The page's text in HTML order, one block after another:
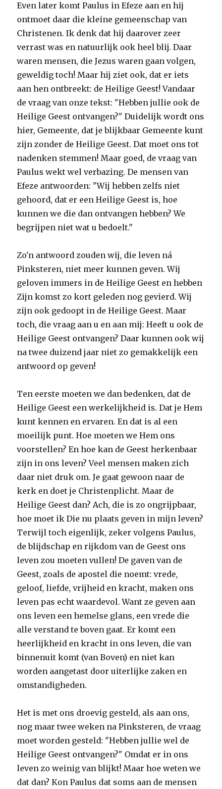
Even later komt Paulus in Efeze aan en hij
ontmoet daar die kleine gemeenschap van
Christenen. Ik denk dat hij daarover zeer
verrast was en natuurlijk ook heel blij. Daar
waren mensen, die Jezus waren gaan volgen,
geweldig toch! Maar hij ziet ook, dat er iets
aan hen ontbreekt: de Heilige Geest! Vandaar
de vraag van onze tekst: "Hebben jullie ook de
Heilige Geest ontvangen?" Duidelijk wordt ons
hier, Gemeente, dat je blijkbaar Gemeente kunt
zijn zonder de Heilige Geest. Dat moet ons tot
nadenken stemmen! Maar goed, de vraag van
Paulus wekt wel verbazing. De mensen van
Efeze antwoorden: "Wij hebben zelfs niet
gehoord, dat er een Heilige Geest is, hoe
kunnen we die dan ontvangen hebben? We
begrijpen niet wat u bedoelt."
Zo'n antwoord zouden wij, die leven ná
Pinksteren, niet meer kunnen geven. Wij
geloven immers in de Heilige Geest en hebben
Zijn komst zo kort geleden nog gevierd. Wij
zijn ook gedoopt in de Heilige Geest. Maar
toch, die vraag aan u en aan mij: Heeft u ook de
Heilige Geest ontvangen? Daar kunnen ook wij
na twee duizend jaar niet zo gemakkelijk een
antwoord op geven!
Ten eerste moeten we dan bedenken, dat de
Heilige Geest een werkelijkheid is. Dat je Hem
kunt kennen en ervaren. En dat is al een
moeilijk punt. Hoe moeten we Hem ons
voorstellen? En hoe kan de Geest herkenbaar
zijn in ons leven? Veel mensen maken zich
daar niet druk om. Je gaat gewoon naar de
kerk en doet je Christenplicht. Maar de
Heilige Geest dan? Ach, die is zo ongrijpbaar,
hoe moet ik Die nu plaats geven in mijn leven?
Terwijl toch eigenlijk, zeker volgens Paulus,
de blijdschap en rijkdom van de Geest ons
leven zou moeten vullen! De gaven van de
Geest, zoals de apostel die noemt: vrede,
geloof, liefde, vrijheid en kracht, maken ons
leven pas echt waardevol. Want ze geven aan
ons leven een hemelse glans, een vrede die
alle verstand te boven gaat. Er komt een
heerlijkheid en kracht in ons leven, die van
binnenuit komt (van Boven) en niet kan
worden aangetast door uiterlijke zaken en
omstandigheden.
Het is met ons droevig gesteld, als aan ons,
nog maar twee weken na Pinksteren, de vraag
moet worden gesteld: "Hebben jullie wel de
Heilige Geest ontvangen?" Omdat er in ons
leven zo weinig van blijkt! Maar hoe weten we
dat dan? Kon Paulus dat soms aan de mensen